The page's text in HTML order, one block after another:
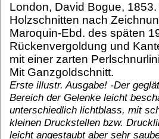
London, David Bogue,
Holzschnitten nach
Maroquin-Ebd. des späten
Rückenvergoldung und
mit einer zarten
Mit Ganzgoldschnitt.
Erste illustr. Ausgabe! -Der
Bereich der Gelenke leicht
unterschiedlich lichtblass, mit
kleinen Druckstellen bzw.
leicht angestaubt aber sehr